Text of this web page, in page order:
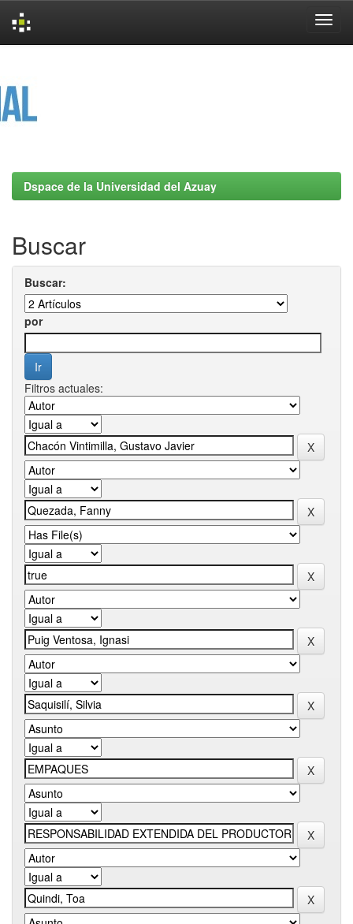
Dspace de la Universidad del Azuay
Buscar
Buscar:
por
Filtros actuales: